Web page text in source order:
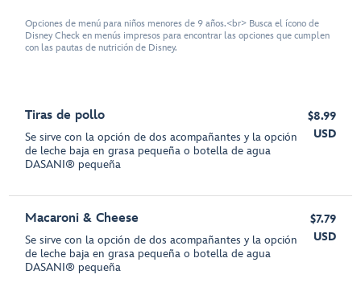
Opciones de menú para niños menores de 9 años.<br> Busca el ícono de
Disney Check en menús impresos para encontrar las opciones que cumplen
con las pautas de nutrición de Disney.
Tiras de pollo
Se sirve con la opción de dos acompañantes y la opción
de leche baja en grasa pequeña o botella de agua
DASANI® pequeña
$8.99
USD
Macaroni & Cheese
Se sirve con la opción de dos acompañantes y la opción
de leche baja en grasa pequeña o botella de agua
DASANI® pequeña
$7.79
USD